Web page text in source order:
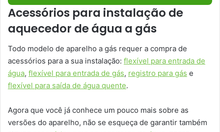
Acessórios para instalação de
aquecedor de água a gás
Todo modelo de aparelho a gás requer a compra de
acessórios para a sua instalação: flexível para entrada de
água, flexível para entrada de gás, registro para gás e
flexível para saída de água quente.
Agora que você já conhece um pouco mais sobre as
versões do aparelho, não se esqueça de garantir também